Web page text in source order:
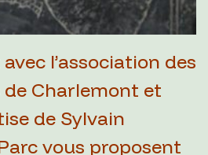
l’association des
de Charlemont et
de Sylvain
vous proposent